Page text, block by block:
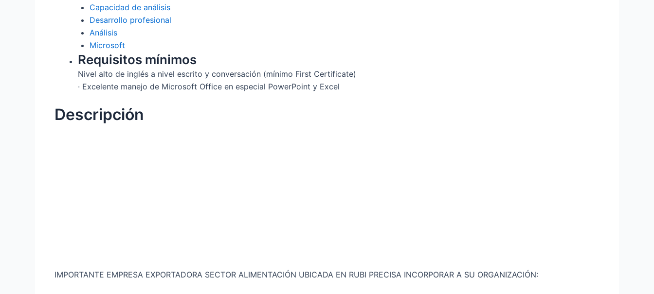
Capacidad de análisis
Desarrollo profesional
Análisis
Microsoft
Requisitos mínimos
Nivel alto de inglés a nivel escrito y conversación (mínimo First Certificate)
· Excelente manejo de Microsoft Office en especial PowerPoint y Excel
Descripción
IMPORTANTE EMPRESA EXPORTADORA SECTOR ALIMENTACIÓN UBICADA EN RUBI PRECISA INCORPORAR A SU ORGANIZACIÓN: